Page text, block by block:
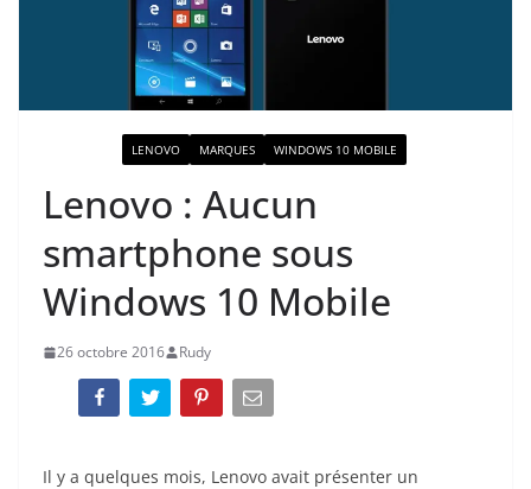
LENOVO MARQUES WINDOWS 10 MOBILE
Lenovo : Aucun
smartphone sous
Windows 10 Mobile
26 octobre 2016 Rudy
Il y a quelques mois, Lenovo avait présenter un